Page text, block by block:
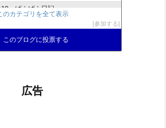
10 ぱふぱふ日記
のパーリーピーポー！
のカテゴリを全て表示
参加する
このブログに投票する
広告